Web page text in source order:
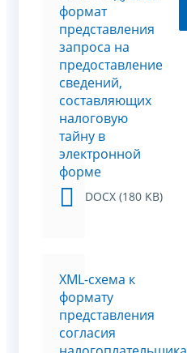
формат
представления
запроса на
предоставление
сведений,
составляющих
налоговую
тайну в
электронной
форме
DOCX (180 KB)
XML-схема к
формату
представления
согласия